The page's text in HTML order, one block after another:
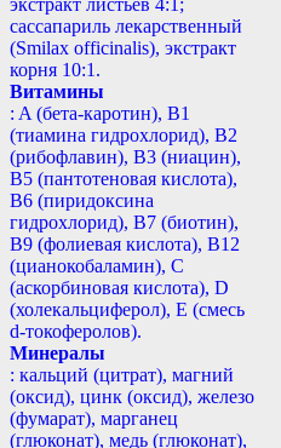
сассапариль лекарственный
(Smilax officinalis), экстракт
корня 10:1.
Витамины
: A (бета-каротин), B1
(тиамина гидрохлорид), B2
(рибофлавин), B3 (ниацин),
B5 (пантотеновая кислота),
B6 (пиридоксина
гидрохлорид), B7 (биотин),
B9 (фолиевая кислота), B12
(цианокобаламин), С
(аскорбиновая кислота), D
(холекальциферол), E (смесь
d-токоферолов).
Минералы
: кальций (цитрат), магний
(оксид), цинк (оксид), железо
(фумарат), марганец
(глюконат), медь (глюконат),